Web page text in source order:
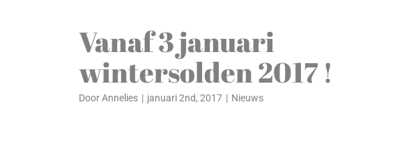
Vanaf 3 januari
wintersolden 2017 !
DoorAnnelies | januari 2nd, 2017 | Nieuws